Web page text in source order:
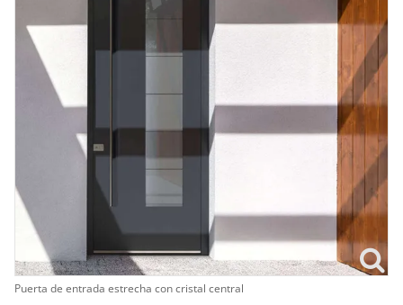
Puerta de entrada estrecha con cristal central